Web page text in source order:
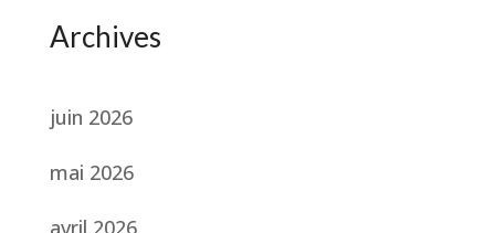
Archives
juin 2026
mai 2026
avril 2026